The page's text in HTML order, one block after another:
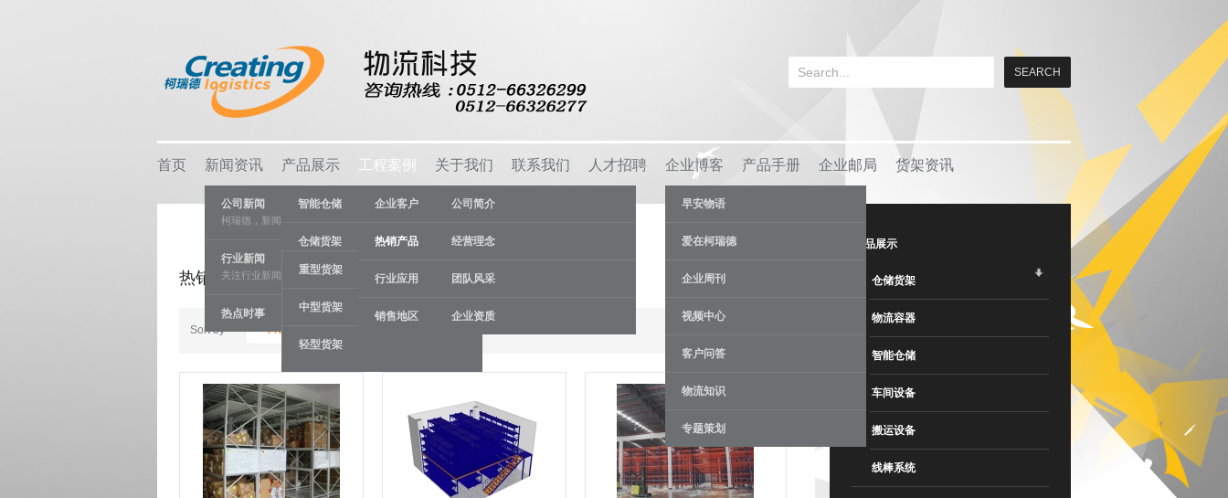
首页 新闻资讯
公司新闻
柯瑞德，新闻资讯
行业新闻
关注行业新闻，推动行业发展。
热点时事
产品展示
智能仓储
仓储货架
重型货架
中型货架
轻型货架
物流容器
车间设备
线棒系统
工程案例
企业客户
热销产品
行业应用
销售地区
关于我们
公司简介
经营理念
团队风采
企业资质
联系我们 人才招聘 企业博客
早安物语
爱在柯瑞德
企业周刊
视频中心
客户问答
物流知识
专题策划
产品手册 企业邮局 货架资讯
热销产品
Sort by Product ID +/-
产品展示
仓储货架
物流容器
智能仓储
车间设备
搬运设备
线棒系统